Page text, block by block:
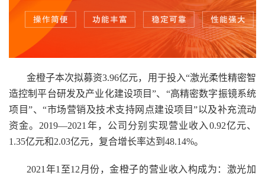
金橙子本次拟募资3.96亿元，用于投入“激光柔性精密智
造控制平台研发及产业化建设项目”、“高精密数字振镜系统
项目”、“市场营销及技术支持网点建设项目”以及补充流动
资金。2019—2021年，公司分别实现营业收入0.92亿元、
1.35亿元和2.03亿元，复合增长率达到48.14%。
2021年1至12月份，金橙子的营业收入构成为：激光加